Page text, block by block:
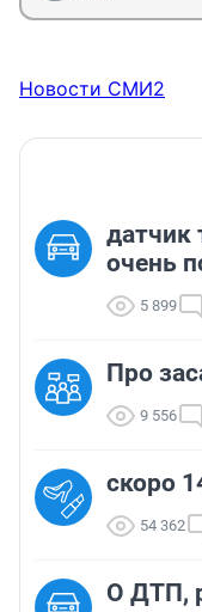
Новости СМИ2
датчик
очень
5 899
Про
9 556
скоро
54 362
О ДТП,